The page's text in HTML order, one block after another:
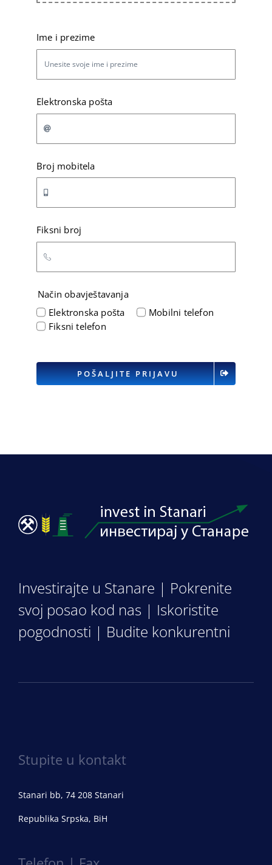
Ime i prezime
Elektronska pošta
Broj mobitela
Fiksni broj
Način obavještavanja
Elektronska pošta
Mobilni telefon
Fiksni telefon
POŠALJITE PRIJAVU
Investirajte u Stanare | Pokrenite
svoj posao kod nas | Iskoristite
pogodnosti | Budite konkurentni
Stupite u kontakt
Stanari bb, 74 208 Stanari
Republika Srpska, BiH